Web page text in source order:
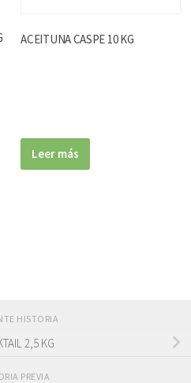
ACEITUNA CASPE 10 KG
Leer más
HISTORIA
2,5 KG
PREVIA